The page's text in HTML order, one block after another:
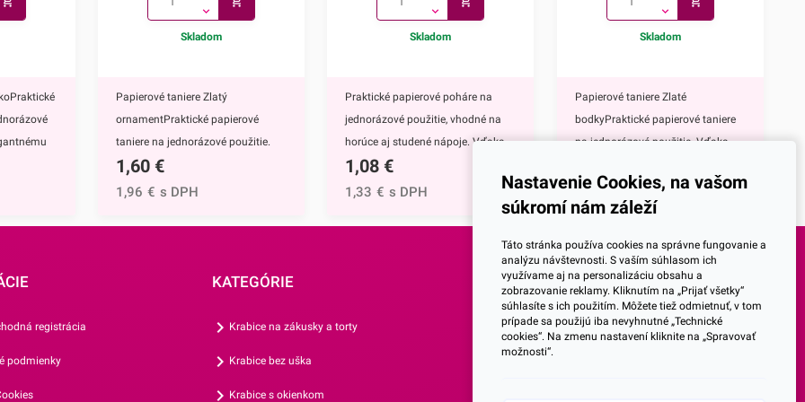
na
zdĺhavé
ľahké,
Skladom
Papierové taniere Zlatý
ornamentPraktické papierové
taniere na jednorázové použitie.
Vďaka ich elegantnému zlatému
zdobeniu krásne vyniknú na
napríklad:keďže ide o jednorazové
umývanie riadu po oslave,vďaka
obávať nepríjemných črepín a
poranení,sú mimoriadne ľahké,
1,60 €
1,96 € s DPH
Skladom
Praktické papierové poháre na
jednorázové použitie, vhodné na
horúce aj studené nápoje. Vďaka
ich elegantnému zlatému
zdobeniu krásne vyniknú na
napríklad:keďže ide o jednorazové
zdĺhavé umývanie riadu po
oslave,neviete ich rozbiť, takže sa
1,08 €
1,33 € s DPH
Skladom
Papierové taniere Zlaté
bodkyPraktické papierové taniere
na jednorázové použitie. Vďaka
zdobeniu krásne vyniknú na
každom slávnostnom
nepochybne mnoho výhod,
napríklad:keďže ide o jednorazové
taniere, nečaká Vás žiadne zdĺhavé
umývanie riadu po oslave,vďaka
ich nerozbitnosti sa nemusíte
1,96 € s DPH
registrácia
podmienky
KATEGÓRIE
Krabice na zákusky a torty
Krabice bez uška
Krabice s okienkom
SOCIALNE SIETE
Facebook
Nastavenie Cookies, na vašom
súkromí nám záleží
Táto stránka používa cookies na správne fungovanie a
analýzu návštevnosti. S vaším súhlasom ich
využívame aj na personalizáciu obsahu a
zobrazovanie reklamy. Kliknutím na „Prijať všetky“
súhlasíte s ich použitím. Môžete tiež odmietnuť, v tom
prípade sa použijú iba nevyhnutné „Technické
cookies“. Na zmenu nastavení kliknite na „Spravovať
možnosti“.